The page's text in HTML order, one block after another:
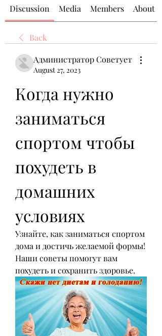
Discussion Media Members About
Back
Администратор Советует
August 27, 2023
Когда нужно
заниматься
спортом чтобы
похудеть в
домашних
условиях
Узнайте, как заниматься спортом
дома и достичь желаемой формы!
Наши советы помогут вам
похудеть и сохранить здоровье.